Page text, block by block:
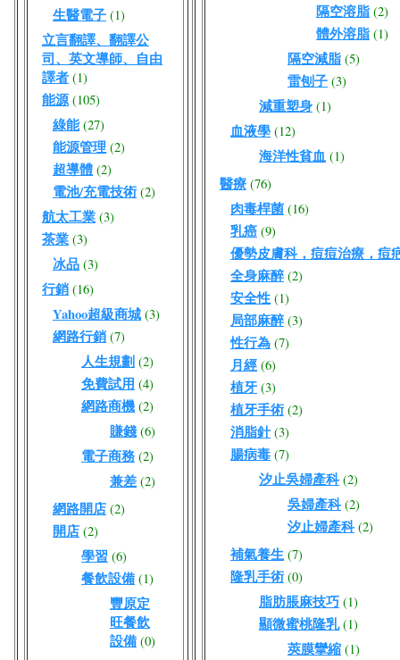
生醫電子 (1)
立言翻譯、翻譯公
司、英文導師、自由
譯者 (1)
能源 (105)
綠能 (27)
能源管理 (2)
超導體 (2)
電池/充電技術 (2)
航太工業 (3)
茶業 (3)
冰品 (3)
行銷 (16)
Yahoo超級商城 (3)
網路行銷 (7)
人生規劃 (2)
免費試用 (4)
網路商機 (2)
賺錢 (6)
電子商務 (2)
兼差 (2)
網路開店 (2)
開店 (2)
學習 (6)
餐飲設備 (1)
豐原定
旺餐飲
設備 (0)
隔空溶脂 (2)
體外溶脂 (1)
隔空減脂 (5)
雷刨子 (3)
減重塑身 (1)
血液學 (12)
海洋性貧血 (1)
醫療 (76)
肉毒桿菌 (16)
乳癌 (9)
優勢皮膚科，痘痘治療，痘
全身麻醉 (2)
安全性 (1)
局部麻醉 (3)
性行為 (7)
月經 (6)
植牙 (3)
植牙手術 (2)
消脂針 (3)
腸病毒 (7)
汐止吳婦產科 (2)
吳婦產科 (2)
汐止婦產科 (2)
補氣養生 (7)
隆乳手術 (0)
脂肪脹麻技巧 (1)
顯微蜜桃隆乳 (1)
莢膜攣縮 (1)